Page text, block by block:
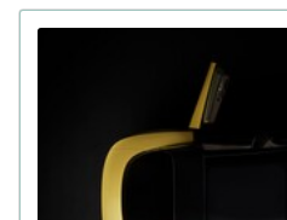
21 января 16:54 В Украине
двухместный пассажирский
Apple
Gemini в персонального
08 января 11:17
130 дюймов, на
детали: хит CES 2026 –